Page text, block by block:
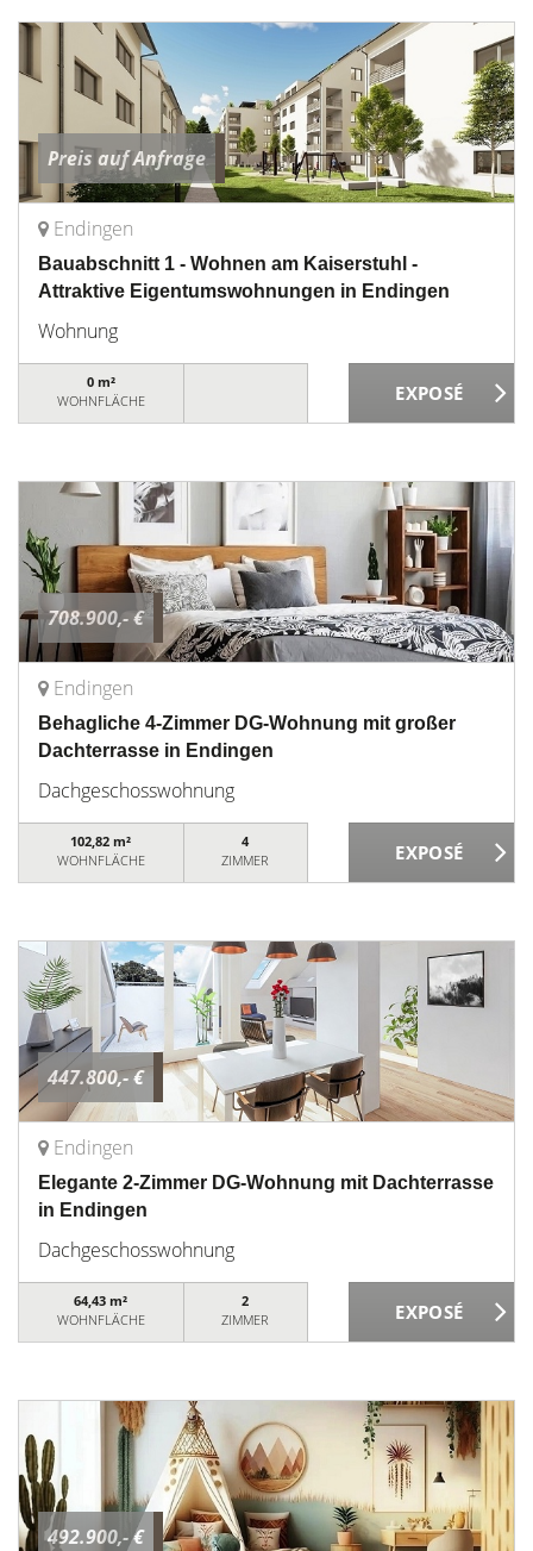
Preis auf Anfrage
Endingen
Bauabschnitt 1 - Wohnen am Kaiserstuhl -
Attraktive Eigentumswohnungen in Endingen
Wohnung
0 m²
WOHNFLÄCHE
708.900,- €
Endingen
Behagliche 4-Zimmer DG-Wohnung mit großer
Dachterrasse in Endingen
Dachgeschosswohnung
102,82 m²
WOHNFLÄCHE
4
ZIMMER
447.800,- €
Endingen
Elegante 2-Zimmer DG-Wohnung mit Dachterrasse
in Endingen
Dachgeschosswohnung
64,43 m²
WOHNFLÄCHE
2
ZIMMER
492.900,- €